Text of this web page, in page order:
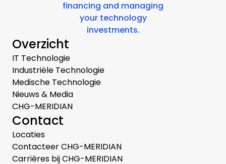
financing and managing
your technology
investments.
Overzicht
IT Technologie
Industriële Technologie
Medische Technologie
Nieuws & Media
CHG-MERIDIAN
Contact
Locaties
Contacteer CHG-MERIDIAN
Carrières bij CHG-MERIDIAN